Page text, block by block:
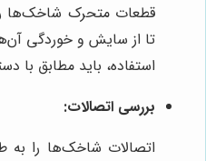
قطعات متحرک شاخک‌ها
تا از سایش و خوردگی
استفاده، باید مطابق با
بررسی اتصالات:
اتصالات شاخک‌ها را به